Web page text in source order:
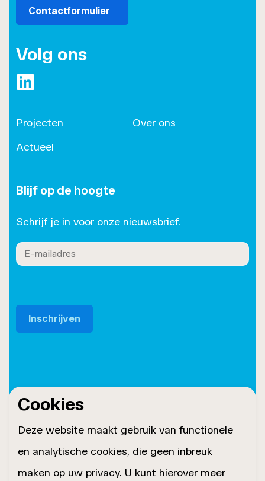
Contactformulier
Volg ons
Projecten
Over ons
Actueel
Blijf op de hoogte
Schrijf je in voor onze nieuwsbrief.
© 2026 Roset Twente
Cookiebeleid
Cookies
Deze website maakt gebruik van functionele
en analytische cookies, die geen inbreuk
maken op uw privacy. U kunt hierover meer